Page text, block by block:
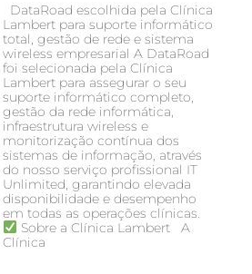
DataRoad escolhida pela Clínica
Lambert para suporte informático
total, gestão de rede e sistema
wireless empresarial A DataRoad
foi selecionada pela Clínica
Lambert para assegurar o seu
suporte informático completo,
gestão da rede informática,
infraestrutura wireless e
monitorização contínua dos
sistemas de informação, através
do nosso serviço profissional IT
Unlimited, garantindo elevada
disponibilidade e desempenho
em todas as operações clínicas.
Sobre a Clínica Lambert A
Clínica